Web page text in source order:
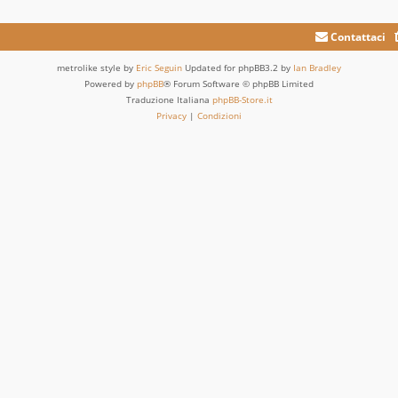
Contattaci
metrolike style by Eric Seguin Updated for phpBB3.2 by Ian Bradley
Powered by phpBB® Forum Software © phpBB Limited
Traduzione Italiana phpBB-Store.it
Privacy | Condizioni